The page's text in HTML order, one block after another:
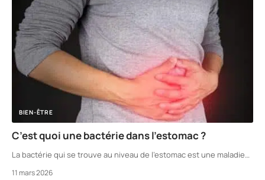
BIEN-ÊTRE
C’est quoi une bactérie dans l’estomac ?
La bactérie qui se trouve au niveau de l'estomac est une maladie…
11 mars 2026